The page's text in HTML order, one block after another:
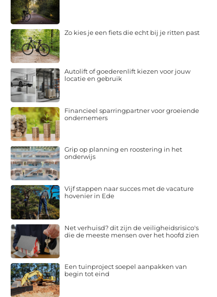
Zo kies je een fiets die echt bij je ritten past
Autolift of goederenlift kiezen voor jouw
locatie en gebruik
Financieel sparringpartner voor groeiende
ondernemers
Grip op planning en roostering in het
onderwijs
Vijf stappen naar succes met de vacature
hovenier in Ede
Net verhuisd? dit zijn de veiligheidsrisico's
die de meeste mensen over het hoofd zien
Een tuinproject soepel aanpakken van
begin tot eind